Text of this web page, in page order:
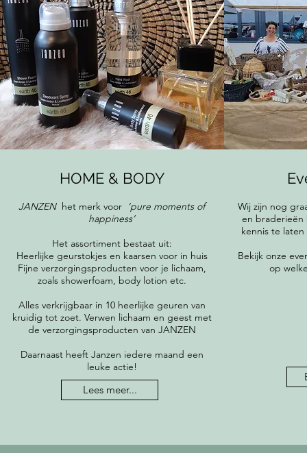
HOME & BODY
JANZEN het merk voor ‘pure moments of
happiness’
Het assortiment bestaat uit:
Heerlijke geurstokjes en kaarsen voor in huis
Fijne verzorgingsproducten voor je lichaam,
zoals showerfoam, body lotion etc.
Alles verkrijgbaar in 10 heerlijke geuren van
kruidig tot zoet. Verwen lichaam en geest met
de verzorgingsproducten van JANZEN
Daarnaast heeft Janzen iedere maand een
leuke actie!
Lees meer...
Wij zijn nog
en braderieën
kennis te
Bekijk onze
op